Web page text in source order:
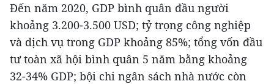
Đến năm 2020, GDP bình quân đầu người
khoảng 3.200-3.500 USD; tỷ trọng công nghiệp
và dịch vụ trong GDP khoảng 85%; tổng vốn đầu
tư toàn xã hội bình quân 5 năm bằng khoảng
32-34% GDP; bội chi ngân sách nhà nước còn